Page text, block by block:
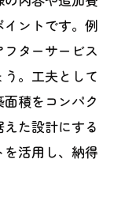
ントです。例
ターサービス
。工夫として
積をコンパク
た設計にする
活用し、納得